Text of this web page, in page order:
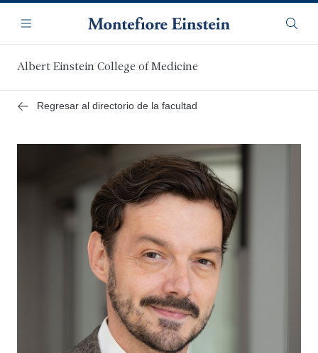
contenido
principal
Navegación
Menú
Albert Einstein College of Medicine
Regresar al directorio de la facultad